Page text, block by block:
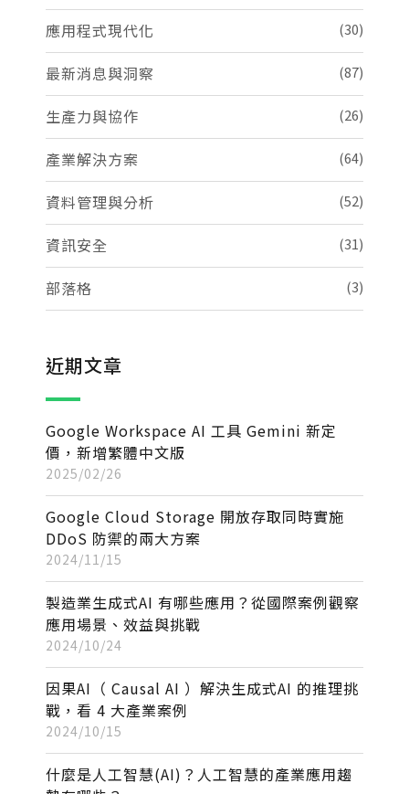
應用程式現代化 (30)
最新消息與洞察 (87)
生產力與協作 (26)
產業解決方案 (64)
資料管理與分析 (52)
資訊安全 (31)
部落格 (3)
近期文章
Google Workspace AI 工具 Gemini 新定
價，新增繁體中文版
2025/02/26
Google Cloud Storage 開放存取同時實施
DDoS 防禦的兩大方案
2024/11/15
製造業生成式AI 有哪些應用？從國際案例觀察
應用場景、效益與挑戰
2024/10/24
因果AI（ Causal AI ）解決生成式AI 的推理挑
戰，看 4 大產業案例
2024/10/15
什麼是人工智慧(AI)？人工智慧的產業應用趨